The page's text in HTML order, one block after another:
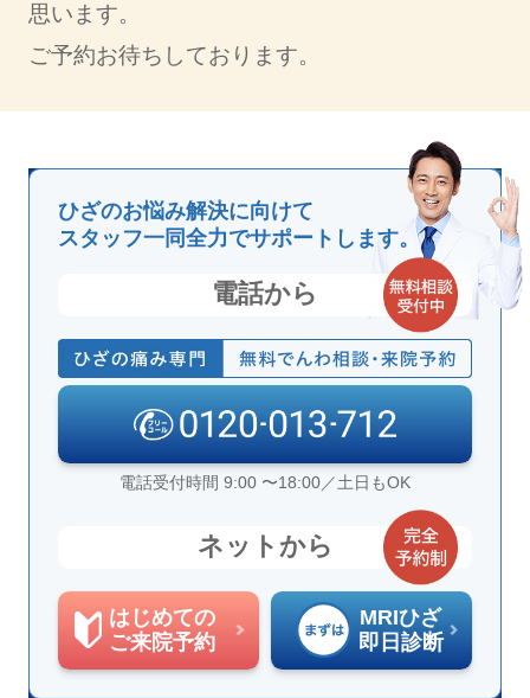
思います。
ご予約お待ちしております。
ひざのお悩み解決に向けて
スタッフ一同全力でサポートします。
電話から
電話受付時間 9:00 〜18:00／土日もOK
ネットから
はじめての
ご来院予約
MRIひざ
即日診断